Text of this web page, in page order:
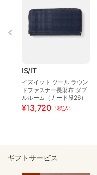
IS/IT
イズイット ツール ラウン
ドファスナー長財布 ダブ
ルルーム（カード段26）
¥13,720 （税込）
ギフトサービス